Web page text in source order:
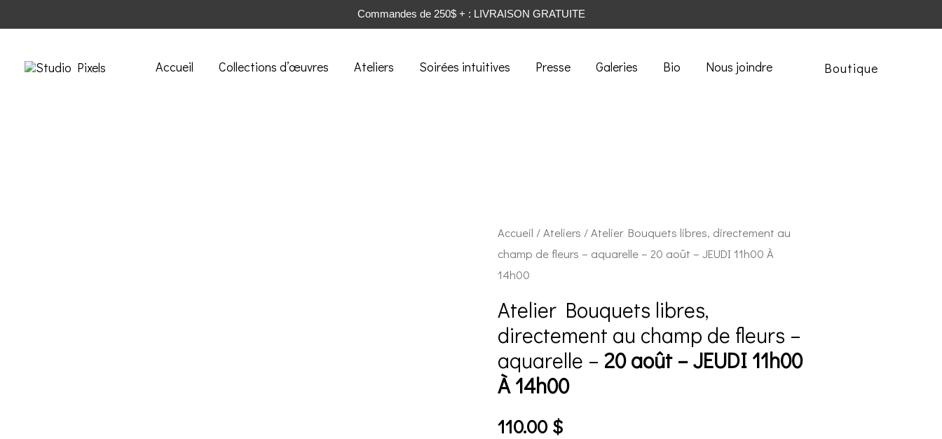
Commandes de 250$ + : LIVRAISON GRATUITE
Accueil Collections d’œuvres Ateliers Soirées intuitives Presse Galeries Bio Nous joindre Boutique
Accueil /Ateliers / Atelier Bouquets libres, directement au
champ de fleurs – aquarelle – 20 août – JEUDI 11h00 À
14h00
Atelier Bouquets libres,
directement au champ de fleurs –
aquarelle –20 août – JEUDI 11h00
À 14h00
110.00 $